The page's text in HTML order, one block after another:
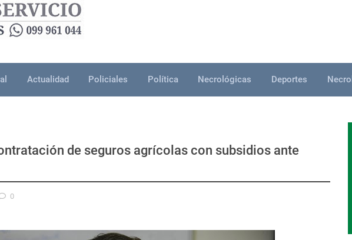
Actualidad Policiales Política Necrológicas Deportes
de seguros agrícolas con subsidios ante
0